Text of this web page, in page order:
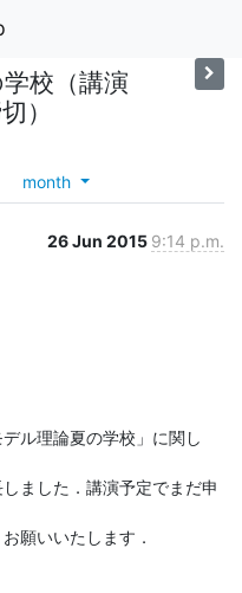
校（講演
）
month
26 Jun 2015 9:14 p.m.
ル理論夏の学校」に関し
ました．講演予定でまだ申
願いいたします．